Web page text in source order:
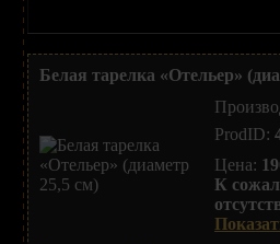
Белая тарелка «Отельер»
ProdID:
Цена:
К